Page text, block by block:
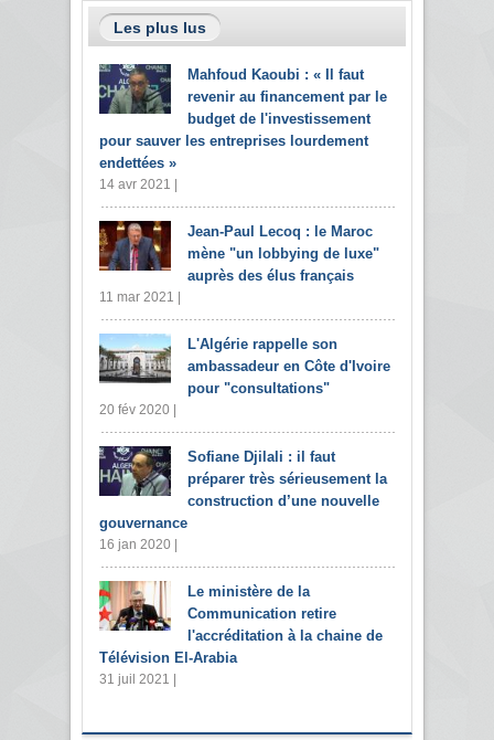
Les plus lus
Mahfoud Kaoubi : « Il faut
revenir au financement par le
budget de l'investissement
pour sauver les entreprises lourdement
endettées »
14 avr 2021 |
Jean-Paul Lecoq : le Maroc
mène "un lobbying de luxe"
auprès des élus français
11 mar 2021 |
L'Algérie rappelle son
ambassadeur en Côte d'Ivoire
pour "consultations"
20 fév 2020 |
Sofiane Djilali : il faut
préparer très sérieusement la
construction d’une nouvelle
gouvernance
16 jan 2020 |
Le ministère de la
Communication retire
l'accréditation à la chaine de
Télévision El-Arabia
31 juil 2021 |